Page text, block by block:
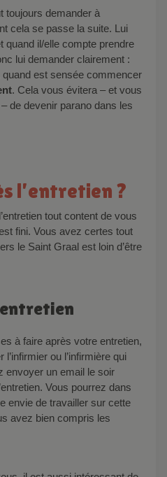
cela se passe la suite. Lui
quand il/elle compte prendre
lui demander clairement :
quand est sensée commencer
. Cela vous évitera – et vous
de devenir parano dans les
l’entretien ?
fini. Vous avez certes tout
le Saint Graal est loin d’être
ou l’infirmière qui
envoyer un email le soir
Vous pourrez dans
envie de travailler sur cette
avez bien compris les